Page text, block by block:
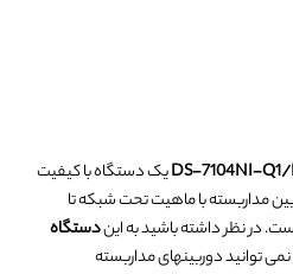
یک دستگاه با کیفیت
اتصال 4 عدد دوربین مداربسته با ماهیت تحت شبکه تا
دستگاه
نمی توانید دوربینهای مداربسته